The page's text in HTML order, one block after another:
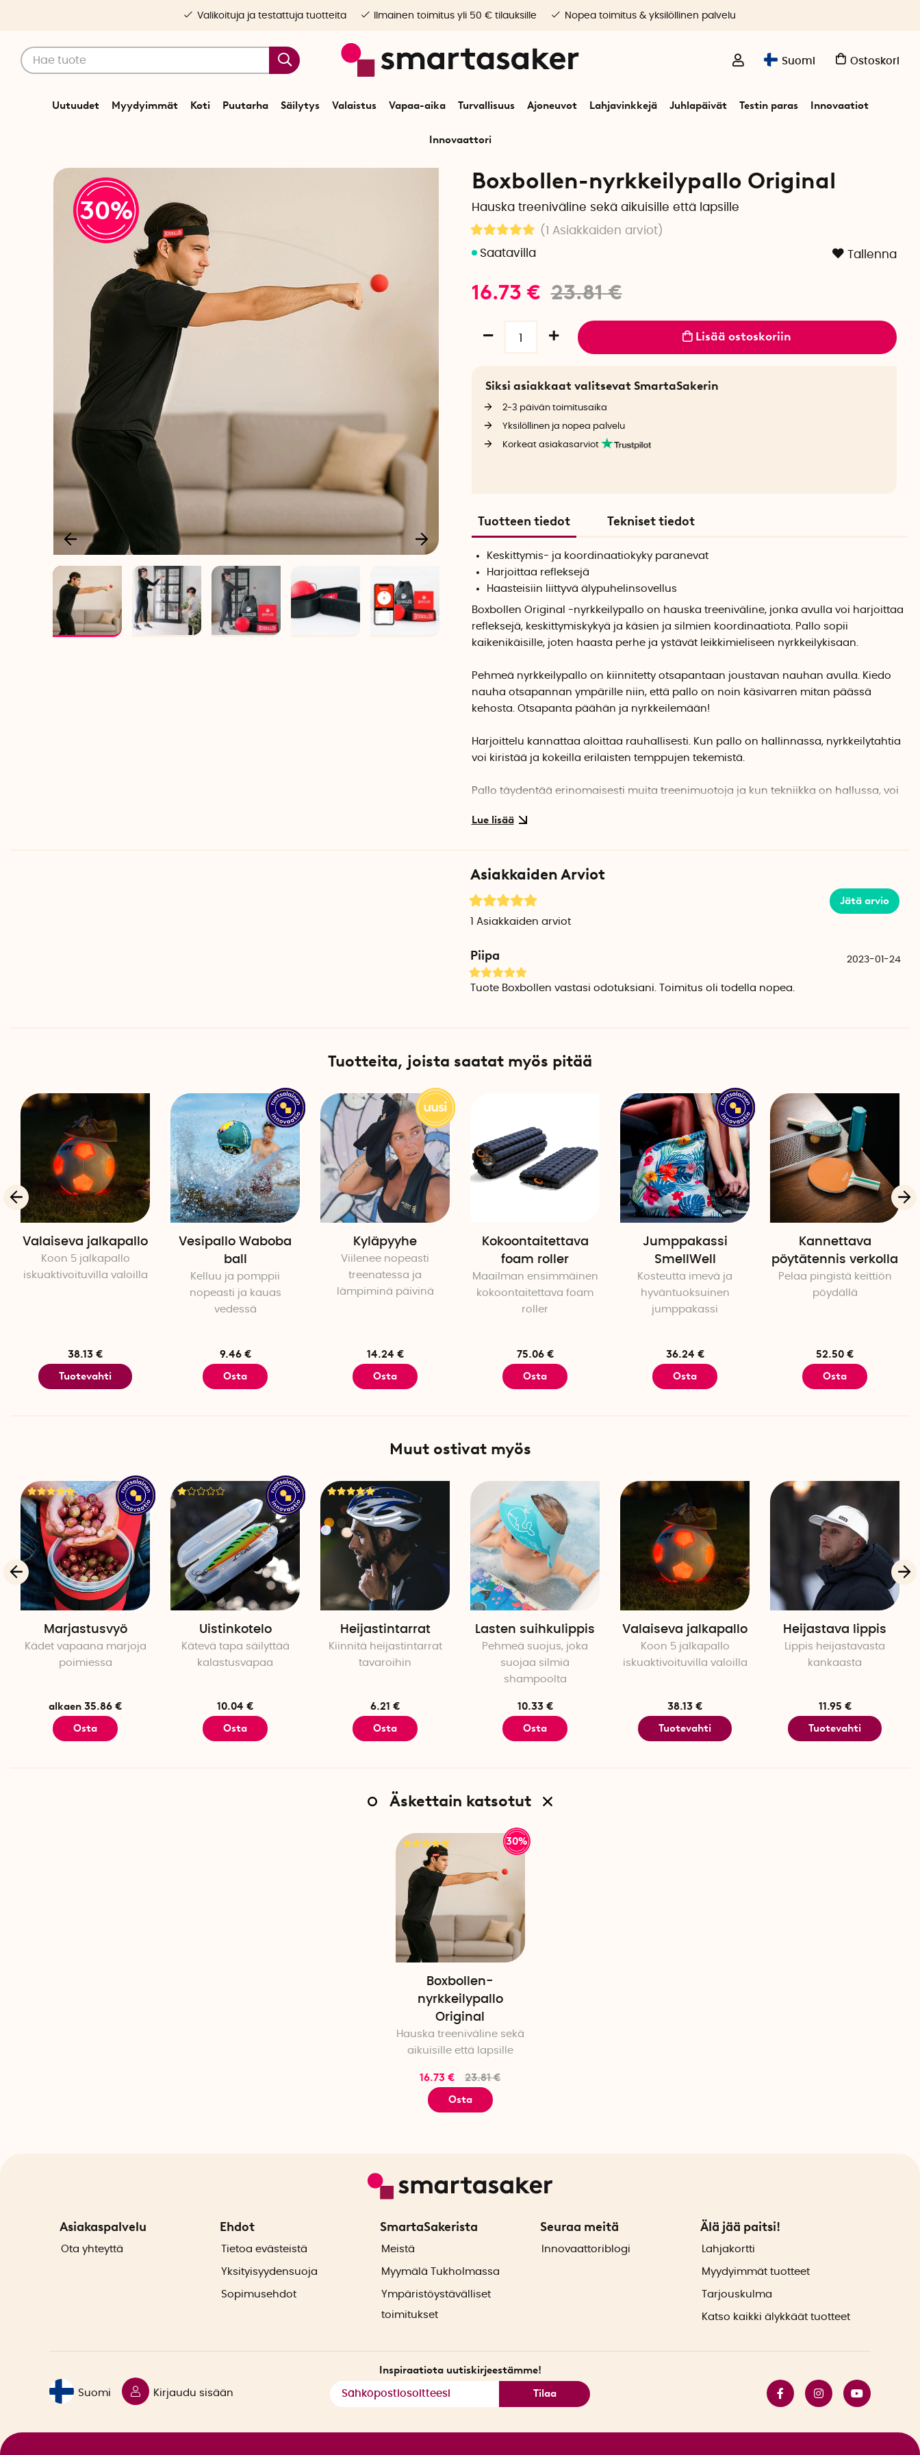
Suomi Ostoskori
Uutuudet Myydyimmät Koti Puutarha Säilytys Valaistus Vapaa-aika Turvallisuus Ajoneuvot Lahjavinkkejä Juhlapäivät Testin paras Innovaatiot
Innovaattori
Valikoituja ja testattuja tuotteita Ilmainen toimitus yli 50 € tilauksille Nopea toimitus & yksilöllinen palvelu
Liikunta Boxbollen-nyrkkeilypallo Original
30
Boxbollen-nyrkkeilypallo Original
Hauska treeniväline sekä aikuisille että lapsille
(1 Asiakkaiden arviot)
Tallenna
23.81€
16.73 €
Lisää ostoskoriin
Siksi asiakkaat valitsevat SmartaSakerin
2-3 päivän toimitusaika
Yksilöllinen ja nopea palvelu
Korkeat asiakasarviot
Tuotteen tiedot Tekniset tiedot
Keskittymis- ja koordinaatiokyky paranevat
Harjoittaa refleksejä
Haasteisiin liittyvä älypuhelinsovellus
Boxbollen Original -nyrkkeilypallo on hauska treeniväline, jonka avulla voi harjoittaa
refleksejä, keskittymiskykyä ja käsien ja silmien koordinaatiota. Pallo sopii
kaikenikäisille, joten haasta perhe ja ystävät leikkimieliseen nyrkkeilykisaan.
Pehmeä nyrkkeilypallo on kiinnitetty otsapantaan joustavan nauhan avulla. Kiedo
nauha otsapannan ympärille niin, että pallo on noin käsivarren mitan päässä
kehosta. Otsapanta päähän ja nyrkkeilemään!
Harjoittelu kannattaa aloittaa rauhallisesti. Kun pallo on hallinnassa, nyrkkeilytahtia
voi kiristää ja kokeilla erilaisten temppujen tekemistä.
Pallo täydentää erinomaisesti muita treenimuotoja ja kun tekniikka on hallussa, voi
pienen nyrkkeilytauon, joka auttaa parantamaan keskittymiskykyä.
Säädettävä otsapanta tarranauhalla
Joustava nauha pehmeällä Boxbollen-pallolla
Lisenssi Boxbollen-sovellukseen
Asiakkaiden Arviot
Jätä arvio
Asiakkaiden arviot
Piipa 2023-01-24
Tuote Boxbollen vastasi odotuksiani. Toimitus oli todella nopea.
Tuotteita, joista saatat myös pitää
Valaiseva jalkapallo
Koon 5 jalkapallo
iskuaktivoituvilla valoilla
38.13 €
Tuotevahti
Vesipallo Waboba
ball
Kelluu ja pomppii
nopeasti ja kauas
vedessä
9.46 €
Osta
Kyläpyyhe
Viilenee nopeasti
treenatessa ja
lämpiminä päivinä
14.24 €
Osta
Kokoontaitettava
foam roller
Maailman ensimmäinen
kokoontaitettava foam
roller
75.06 €
Osta
Jumppakassi
SmellWell
Kosteutta imevä ja
hyväntuoksuinen
jumppakassi
36.24 €
Osta
Kannettava
pöytätennis verkolla
Pelaa pingistä keittiön
pöydällä
52.50 €
Osta
Muut ostivat myös
Marjastusvyö
Kädet vapaana marjoja
poimiessa
alkaen 35.86 €
Osta
Uistinkotelo
Kätevä tapa säilyttää
kalastusvapaa
10.04 €
Osta
Heijastintarrat
Kiinnitä heijastintarrat
tavaroihin
6.21 €
Osta
Lasten suihkulippis
Pehmeä suojus, joka
suojaa silmiä
shampoolta
10.33 €
Osta
Valaiseva jalkapallo
Koon 5 jalkapallo
iskuaktivoituvilla valoilla
38.13 €
Tuotevahti
Heijastava lippis
Lippis heijastavasta
kankaasta
11.95 €
Tuotevahti
Äskettain katsotut
30%
Boxbollen-
nyrkkeilypallo
Original
Hauska treeniväline sekä
aikuisille että lapsille
16.73 €
23.81 €
Osta
Asiakaspalvelu
Ota yhteyttä
Ehdot
Tietoa evästeistä
Yksityisyydensuoja
Sopimusehdot
SmartaSakerista
Meistä
Myymälä Tukholmassa
Ympäristöystävälliset
toimitukset
Seuraa meitä
Innovaattoriblogi
Älä jää paitsi!
Lahjakortti
Myydyimmät tuotteet
Tarjouskulma
Katso kaikki älykkäät tuotteet
Suomi Kirjaudu sisään
Inspiraatiota uutiskirjeestämme!
Tilaa